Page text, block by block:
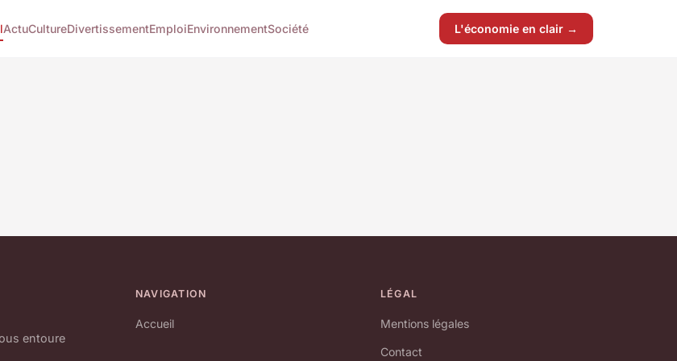
ActuCultureDivertissementEmploiEnvironnementSociété L'économie en clair →
entoure
NAVIGATION
Accueil
LÉGAL
Mentions légales
Contact